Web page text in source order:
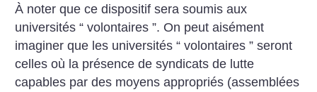
À noter que ce dispositif sera soumis aux
universités “ volontaires ”. On peut aisément
imaginer que les universités “ volontaires ” seront
celles où la présence de syndicats de lutte
capables par des moyens appropriés (assemblées